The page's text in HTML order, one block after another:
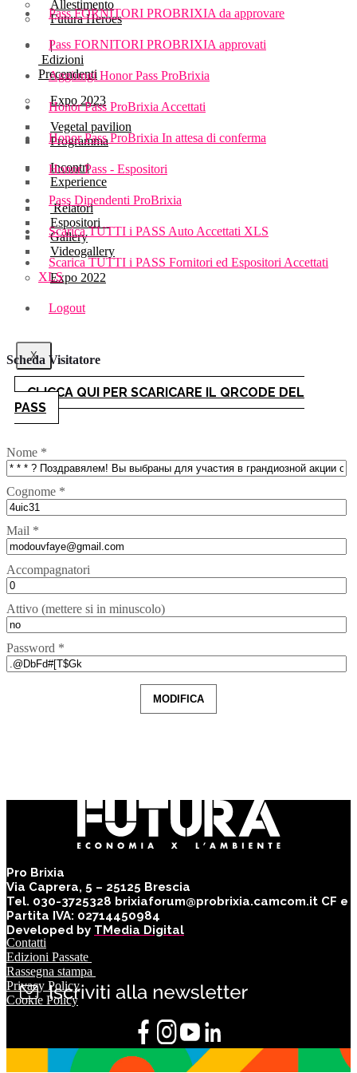
Allestimento
Futura Heroes
|
Edizioni
Precendenti
Expo 2023
Vegetal pavilion
Programma
Incontri
Experience
Relatori
Espositori
Gallery
Videogallery
Expo 2022
X
Pass FORNITORI PROBRIXIA da approvare
Pass FORNITORI PROBRIXIA approvati
Aggiungi Honor Pass ProBrixia
Honor Pass ProBrixia Accettati
Honor Pass ProBrixia In attesa di conferma
Honor Pass - Espositori
Pass Dipendenti ProBrixia
Scarica TUTTI i PASS Auto Accettati XLS
Scarica TUTTI i PASS Fornitori ed Espositori Accettati
XLS
Logout
Scheda Visitatore
CLICCA QUI PER SCARICARE IL QRCODE DEL
PASS
Nome *
Cognome *
Mail *
Accompagnatori
Attivo (mettere si in minuscolo)
Password *
MODIFICA
Pro Brixia
Via Caprera, 5 – 25125 Brescia
Tel. 030-3725328 brixiaforum@probrixia.camcom.it CF e
Partita IVA: 02714450984
Developed by TMedia Digital
Contatti
Edizioni Passate
Rassegna stampa
Privacy Policy
Cookie Policy